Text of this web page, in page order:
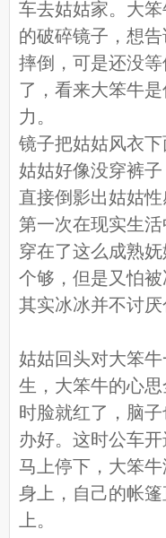
车去姑姑家。大
的破碎镜子，想
摔倒，可是还没
了，看来大笨牛
力。
镜子把姑姑风衣下
姑姑好像没穿裤
直接倒影出姑姑
第一次在现实生
穿在了这么成熟
个够，但是又怕被
其实冰冰并不讨厌
姑姑回头对大笨
生，大笨牛的心
时脸就红了，脑
办好。这时公车
马上停下，大笨
身上，自己的帐
上。